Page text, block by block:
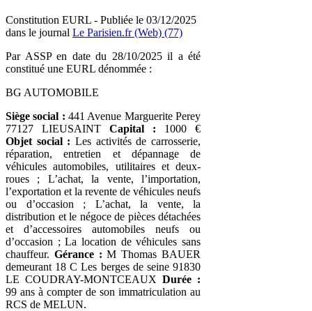
Constitution EURL - Publiée le 03/12/2025
dans le journal Le Parisien.fr (Web) (77)
Par ASSP en date du 28/10/2025 il a été
constitué une EURL dénommée :
BG AUTOMOBILE
Siège social : 441 Avenue Marguerite Perey
77127 LIEUSAINT Capital : 1000 €
Objet social : Les activités de carrosserie,
réparation, entretien et dépannage de
véhicules automobiles, utilitaires et deux-
roues ; L’achat, la vente, l’importation,
l’exportation et la revente de véhicules neufs
ou d’occasion ; L’achat, la vente, la
distribution et le négoce de pièces détachées
et d’accessoires automobiles neufs ou
d’occasion ; La location de véhicules sans
chauffeur. Gérance : M Thomas BAUER
demeurant 18 C Les berges de seine 91830
LE COUDRAY-MONTCEAUX Durée :
99 ans à compter de son immatriculation au
RCS de MELUN.